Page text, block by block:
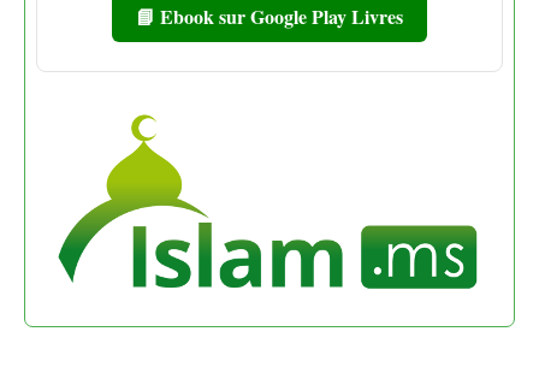
📘 Ebook sur Google Play Livres